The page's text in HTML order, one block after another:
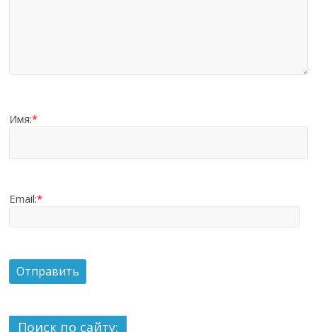
Имя:*
Email:*
Поиск по сайту: